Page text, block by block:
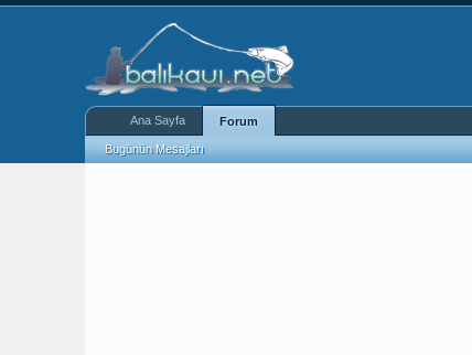
Ana Sayfa Forum
Bugünün Mesajları